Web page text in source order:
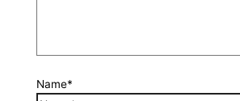
Name*